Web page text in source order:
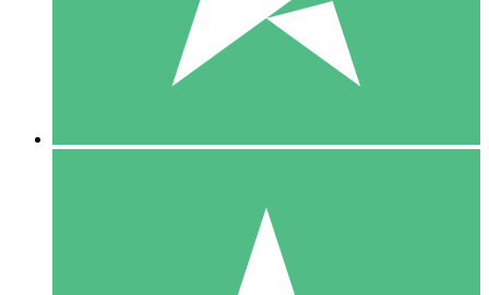
10 00
10 Descargas
20 00